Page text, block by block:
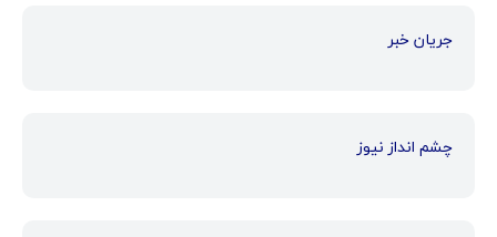
جریان خبر
چشم انداز نیوز